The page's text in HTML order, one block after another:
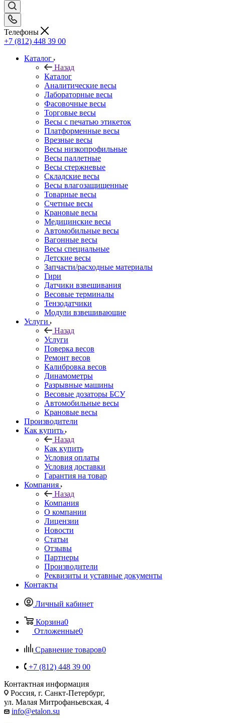
Телефоны
+7 (812) 448 39 00
Каталог
Назад
Каталог
Аналитические весы
Лабораторные весы
Фасовочные весы
Торговые весы
Весы с печатью этикеток
Платформенные весы
Врезные весы
Весы низкопрофильные
Весы паллетные
Весы стержневые
Складские весы
Весы влагозащищенные
Товарные весы
Счетные весы
Крановые весы
Медицинские весы
Автомобильные весы
Вагонные весы
Весы специальные
Детские весы
Запчасти/расходные материалы
Гири
Датчики взвешивания
Весовые терминалы
Тензодатчики
Модули взвешивающие
Услуги
Назад
Услуги
Поверка весов
Ремонт весов
Калибровка весов
Динамометры
Разрывные машины
Весовые дозаторы БСУ
Автомобильные весы
Крановые весы
Производители
Как купить
Назад
Как купить
Условия оплаты
Условия доставки
Гарантия на товар
Компания
Назад
Компания
О компании
Лицензии
Новости
Статьи
Отзывы
Партнеры
Производители
Реквизиты и уставные документы
Контакты
Личный кабинет
Корзина0
Отложенные0
Сравнение товаров0
+7 (812) 448 39 00
Контактная информация
Россия, г. Санкт-Петербург,
ул. Малая Митрофаньевская, 4
info@etalon.su